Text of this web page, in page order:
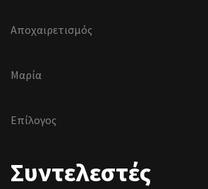
Αποχαιρετισμός
Μαρία
Επίλογος
Συντελεστές